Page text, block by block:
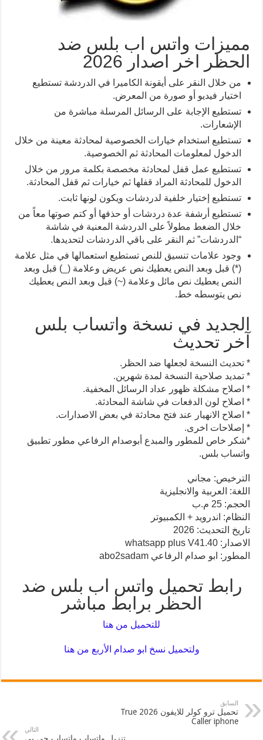
مميزات واتس اب بلس ضد
الحظر اخر اصدار 2026
من خلال النقر على أيقونة الكاميرا في الدردشة تستطيع
اختيار فيديو أو صورة من المعرض.
تستطيع الإجابة على الرسائل المرسلة مباشرة من
الإشعارات.
تستطيع استخدام خيارات الخصوصية لمحادثة معينة من خلال
الدخول لمعلومات المحادثة ثم الخصوصية.
تستطيع عمل قفل لمحادثة مخصصة بكلمة مرور من خلال
الدخول للمحادثة المراد قفلها ثم خيارات ثم قفل المحادثة.
تستطيع إختيار خلفية لدردشات ويكون لونها ثابت.
تستطيع أرشفة عدة دردشات أو حذفها أو كتم صوتها معاً من
خلال الضغط مطولاً على الدردشة المعنية في شاشة
“الدردشات” ثم النقر على باقي الدردشات لتحديدها.
وجود علامات تنسيق للنص تستطيع استعمالها في مثل علامة
(*) قبل وبعد النص يعطيك نص عريض وعلامة (_) قبل وبعد
النص يعطيك نص مائل وعلامة (~) قبل وبعد النص يعطيك
نص يتوسطه خط.
الجديد في نسخة واتساب بلس
آخر تحديث
* تحديث النسخة لجعلها ضد الحظر.
* تمديد صلاحية النسخة لمدة شهرين.
* اصلاح مشكلة ظهور عداد الرسائل المخفية.
* اصلاح لون الدفعات في شاشة المحادثة.
* اصلاح الانهيار عند فتح محادثة في بعض الاصدارات.
* إصلاحات اخرى.
*شكر خاص للمطور والمبدع أبوصدام الرفاعي مطور تطبيق
واتساب بلس.
الترخيص: مجاني
اللغة: العربية والانجليزية
الحجم: 25 م.ب
النظام: اندرويد + الكمبيوتر
تاريخ التحديث: 2026
الاصدار: whatsapp plus V41.40
المطور: ابو صدام الرفاعي abo2sadam
رابط تحميل واتس اب بلس ضد
الحظر برابط مباشر
للتحميل من هنا
ولتحميل نسخ ابو صدام الأربع من هنا
السابق
تحميل ترو كولر للايفون 2026 True
Caller iphone
التالي